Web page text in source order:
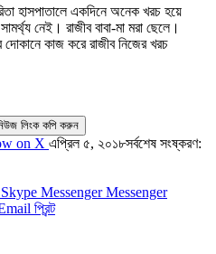
হাসপাতালে একদিনে অনেক খরচ হয়ে
নেই। রাজীব বাবা-মা মরা ছেলে।
দোকানে কাজ করে রাজীব নিজের খরচ
লিংক কপি করুন
on X এপ্রিল ৫, ২০১৮সর্বশেষ সংষ্করণ:
Skype Messenger Messenger
প্রিন্ট